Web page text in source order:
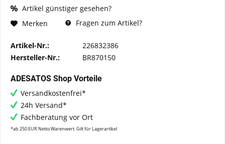
Artikel günstiger gesehen?
Merken
Fragen zum Artikel?
Artikel-Nr.:
226832386
Hersteller-Nr.:
BR870150
ADESATOS Shop Vorteile
Versandkostenfrei*
24h Versand*
Fachberatung vor Ort
*ab 250 EUR Netto Warenwert. Gilt für Lagerartikel